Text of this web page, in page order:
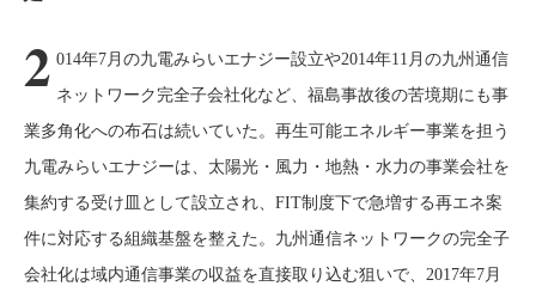
2 014年7月の九電みらいエナジー設立や2014年11月の九州通信
ネットワーク完全子会社化など、福島事故後の苦境期にも事
業多角化への布石は続いていた。再生可能エネルギー事業を担う
九電みらいエナジーは、太陽光・風力・地熱・水力の事業会社を
集約する受け皿として設立され、FIT制度下で急増する再エネ案
件に対応する組織基盤を整えた。九州通信ネットワークの完全子
会社化は域内通信事業の収益を直接取り込む狙いで、2017年7月